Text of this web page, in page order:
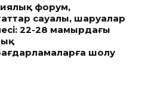
форум,
сауалы, шаруалар
22-28 мамырдағы
шолу